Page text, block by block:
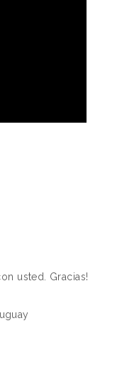
usted. Gracias!